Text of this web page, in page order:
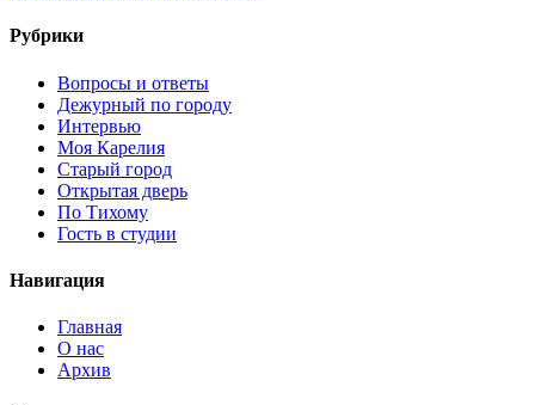
Рубрики
Вопросы и ответы
Дежурный по городу
Интервью
Моя Карелия
Старый город
Открытая дверь
По Тихому
Гость в студии
Навигация
Главная
О нас
Архив